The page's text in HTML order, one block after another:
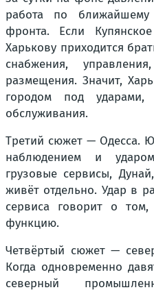
работа по ближайшему
фронта. Если
Харькову приходится
снабжения,
размещения. Значит,
городом под
обслуживания.
Третий сюжет — Одесса.
наблюдением и
грузовые сервисы,
живёт отдельно. Удар в
сервиса говорит о
функцию.
Четвёртый сюжет —
Когда одновременно
северный